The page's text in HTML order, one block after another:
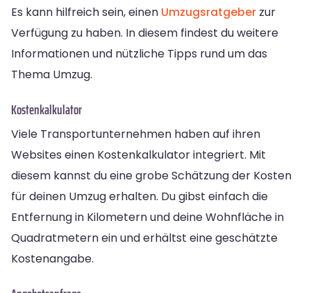
Es kann hilfreich sein, einen Umzugsratgeber zur
Verfügung zu haben. In diesem findest du weitere
Informationen und nützliche Tipps rund um das
Thema Umzug.
Kostenkalkulator
Viele Transportunternehmen haben auf ihren
Websites einen Kostenkalkulator integriert. Mit
diesem kannst du eine grobe Schätzung der Kosten
für deinen Umzug erhalten. Du gibst einfach die
Entfernung in Kilometern und deine Wohnfläche in
Quadratmetern ein und erhältst eine geschätzte
Kostenangabe.